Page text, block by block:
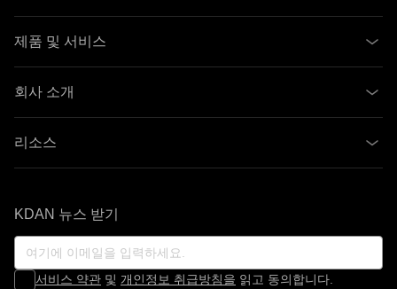
제품 및 서비스
회사 소개
리소스
KDAN 뉴스 받기
서비스 약관 및 개인정보 취급방침을 읽고 동의합니다.